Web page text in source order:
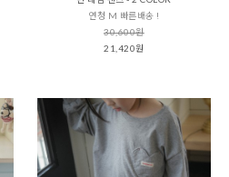
연청 M 빠른배송 !
30,600원
21,420원